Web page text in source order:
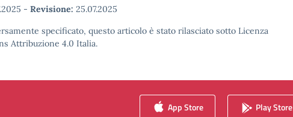
- Revisione: 25.07.2025
specificato, questo articolo è stato rilasciato sotto Licenza
Attribuzione 4.0 Italia.
App Store Play Store